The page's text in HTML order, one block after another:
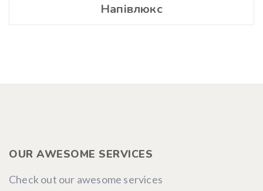
Напівлюкс
OUR AWESOME SERVICES
Check out our awesome services